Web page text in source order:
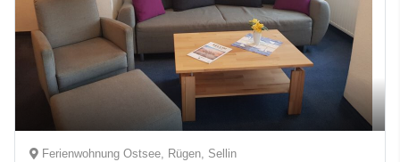
Ferienwohnung Ostsee, Rügen, Sellin